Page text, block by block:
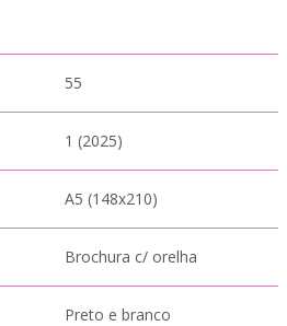
55
1 (2025)
A5 (148x210)
Brochura c/ orelha
Preto e branco